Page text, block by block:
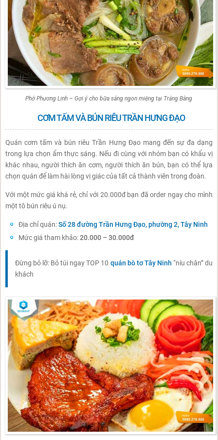
Phở Phương Linh – Gợi ý cho bữa sáng ngon miệng tại Trảng Bàng
CƠM TẤM VÀ BÚN RIÊU TRẦN HƯNG ĐẠO
Quán cơm tấm và bún riêu Trần Hưng Đạo mang đến sự đa dạng
trong lựa chọn ẩm thực sáng. Nếu đi cùng với nhóm bạn có khẩu vị
khác nhau, người thích ăn cơm, người thích ăn bún, bạn có thể lựa
chọn quán để làm hài lòng vị giác của tất cả thành viên trong đoàn.
Với một mức giá khá rẻ, chỉ với 20.000đ bạn đã order ngay cho mình
một tô bún riêu ú nụ.
Địa chỉ quán:Số 28 đường Trần Hưng Đạo, phường 2, Tây Ninh
Mức giá tham khảo:20.000 – 30.000đ
Đừng bỏ lỡ: Bỏ túi ngay TOP 10 quán bò tơ Tây Ninh “níu chân” du
khách